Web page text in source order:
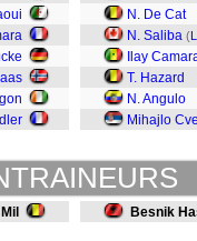
N. De Cat
N. Saliba (
Ilay
T. Hazard
N. Angulo
Mihajlo
Besnik